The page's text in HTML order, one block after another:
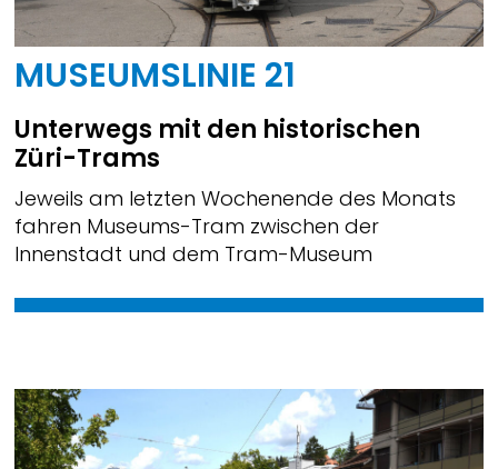
MUSEUMSLINIE 21
Unterwegs mit den historischen
Züri-Trams
Jeweils am letzten Wochenende des Monats
fahren Museums-Tram zwischen der
Innenstadt und dem Tram-Museum